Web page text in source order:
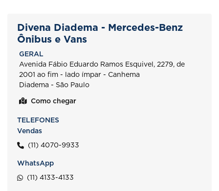
Divena Diadema - Mercedes-Benz
Ônibus e Vans
GERAL
Avenida Fábio Eduardo Ramos Esquivel, 2279, de
2001 ao fim - lado ímpar - Canhema
Diadema - São Paulo
Como chegar
TELEFONES
Vendas
(11) 4070-9933
WhatsApp
(11) 4133-4133